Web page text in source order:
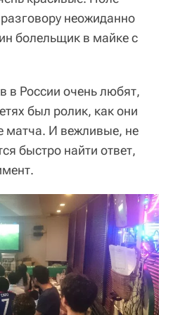
неожиданно
болельщик в майке с
в России очень любят,
был ролик, как они
матча. И вежливые, не
быстро найти ответ,